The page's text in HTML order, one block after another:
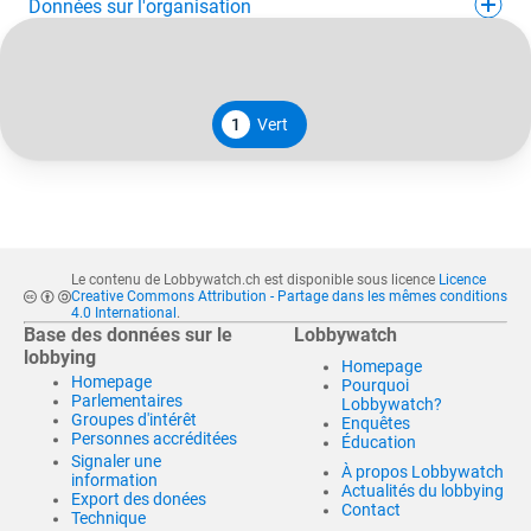
Données sur l'organisation
1 Vert
Le contenu de Lobbywatch.ch est disponible sous licence Licence
Creative Commons Attribution - Partage dans les mêmes conditions
4.0 International .
Base des données sur le
lobbying
Homepage
Parlementaires
Groupes d'intérêt
Personnes accréditées
Signaler une
information
Export des donées
Technique
Lobbywatch
Homepage
Pourquoi
Lobbywatch?
Enquêtes
Éducation
À propos Lobbywatch
Actualités du lobbying
Contact